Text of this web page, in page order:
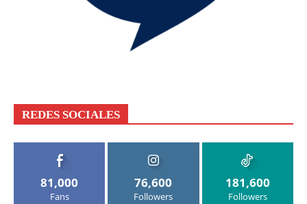
REDES SOCIALES
81,000
Fans
76,600
Followers
181,600
Followers